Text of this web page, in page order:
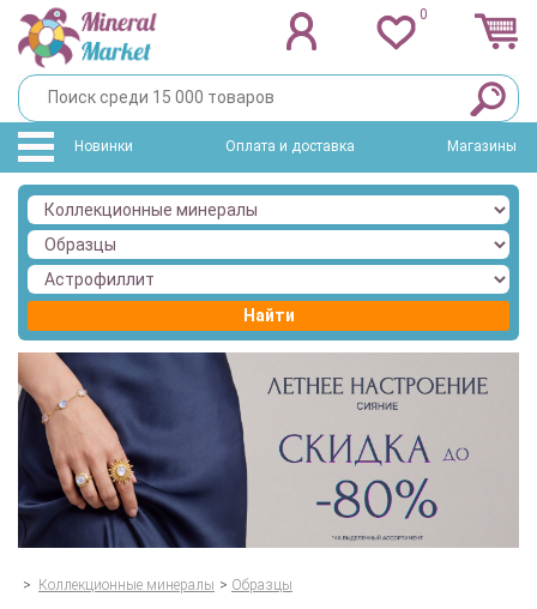
0
Новинки Оплата и доставка Магазины
Найти
> Коллекционные минералы > Образцы